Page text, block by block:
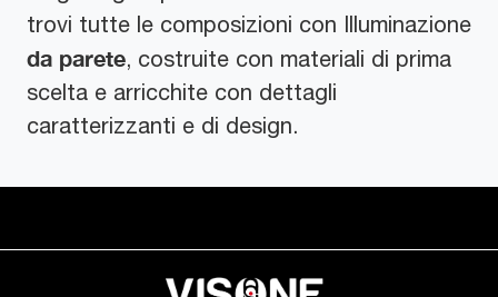
trovi tutte le composizioni con Illuminazione
da parete, costruite con materiali di prima
scelta e arricchite con dettagli
caratterizzanti e di design.